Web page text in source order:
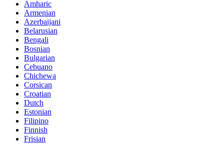
Amharic
Armenian
Azerbaijani
Belarusian
Bengali
Bosnian
Bulgarian
Cebuano
Chichewa
Corsican
Croatian
Dutch
Estonian
Filipino
Finnish
Frisian